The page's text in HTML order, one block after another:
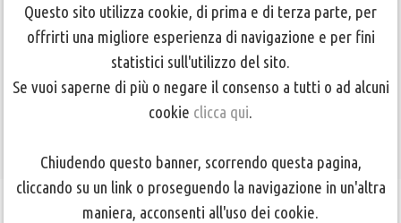
Questo sito utilizza cookie, di prima e di terza parte, per
offrirti una migliore esperienza di navigazione e per fini
statistici sull'utilizzo del sito.
Se vuoi saperne di più o negare il consenso a tutti o ad alcuni
cookie clicca qui.
Chiudendo questo banner, scorrendo questa pagina,
cliccando su un link o proseguendo la navigazione in un'altra
maniera, acconsenti all'uso dei cookie.
Programma
Prima Visione
12/02/2019
TORNA ALLA PAGINA PRECEDENTE